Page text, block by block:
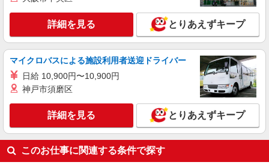
詳細を見る とりあえずキープ
マイクロバスによる施設利用者送迎ドライバー
日給 10,900円〜10,900円
神戸市須磨区
詳細を見る とりあえずキープ
このお仕事に関連する条件で探す